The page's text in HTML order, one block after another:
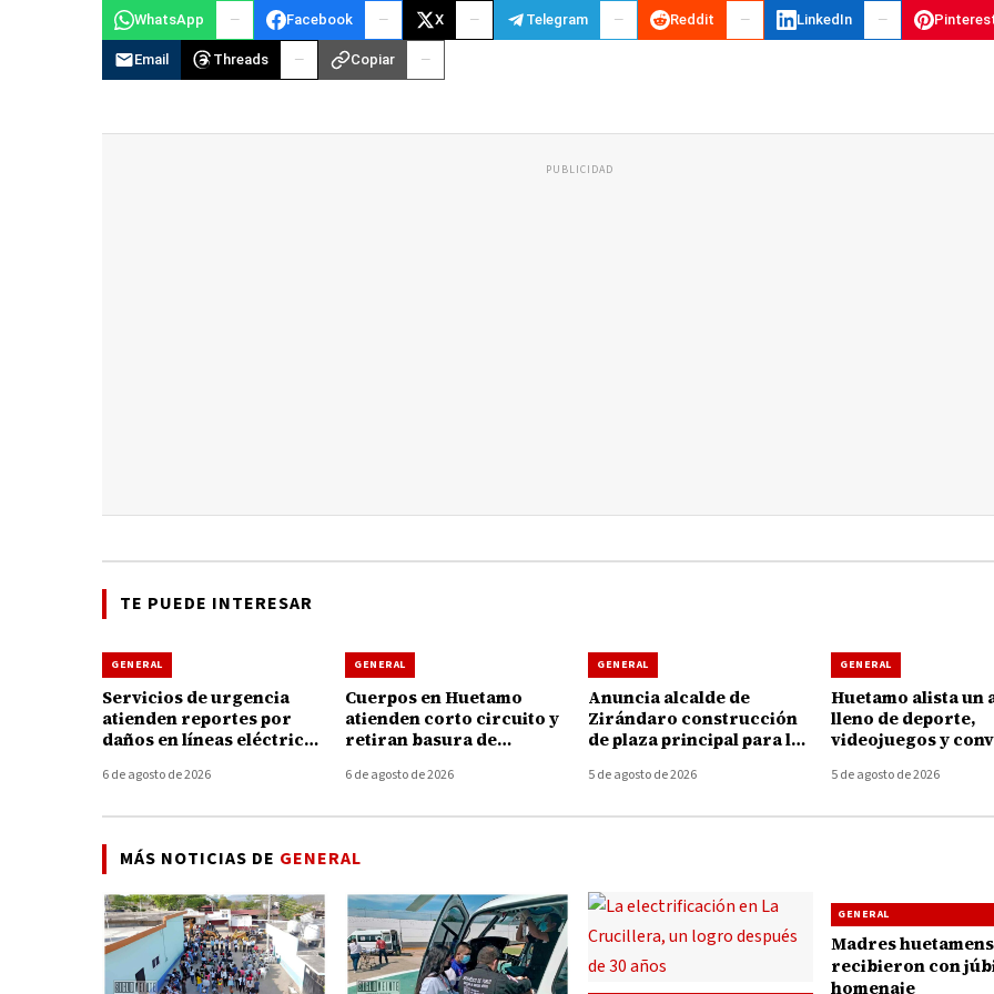
WhatsApp Facebook X Telegram Reddit LinkedIn
Email Threads Copiar
PUBLICIDAD
TE PUEDE INTERESAR
GENERAL
Servicios de urgencia
atienden reportes por
daños en líneas eléctricas
Huetamo
6 de agosto de 2026
GENERAL
Cuerpos en Huetamo
atienden corto circuito y
retiran basura de
tormenta de ayer
6 de agosto de 2026
GENERAL
Anuncia alcalde de
Zirándaro construcción
de plaza principal para la
5 de agosto de 2026
GENERAL
Huetamo alista un
lleno de deporte,
videojuegos y
5 de agosto de 2026
MÁS NOTICIAS DE GENERAL
GENERAL
Madres
recibieron con
homenaje